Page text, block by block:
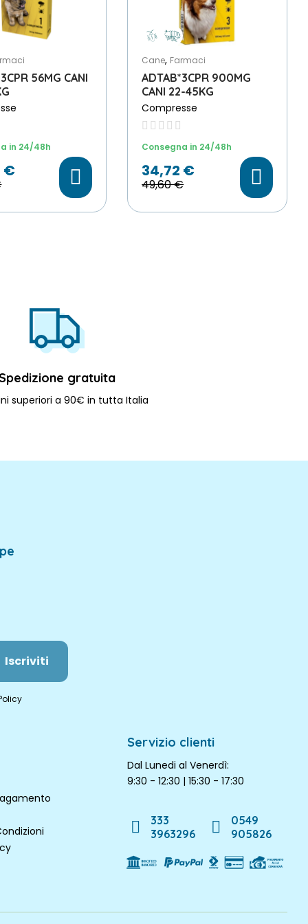
56MG CANI
in 24/48h
€
Cane, Farmaci
ADTAB*3CPR 900MG
CANI 22-45KG
Compresse
Consegna in 24/48h
49,60 €
34,72 €
gratuita
superiori a 90€ in tutta Italia
Iscriviti
Servizio clienti
Dal Lunedi al Venerdì:
9:30 - 12:30 | 15:30 - 17:30
333
3963296
0549
905826